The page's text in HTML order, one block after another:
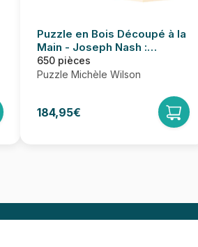
Puzzle en Bois Découpé à la
Main - Joseph Nash :
Chrystal Palace
650 pièces
Puzzle Michèle Wilson
184,95€